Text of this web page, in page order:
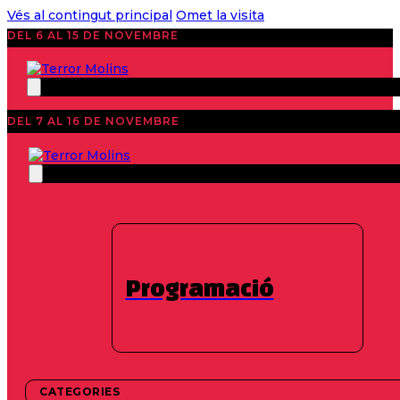
Vés al contingut principal Omet la visita
DEL 6 AL 15 DE NOVEMBRE
DEL 7 AL 16 DE NOVEMBRE
Programació
CATEGORIES
Notícies
Activitats Educatives